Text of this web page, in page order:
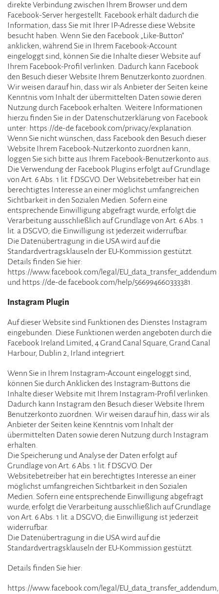
direkte Verbindung zwischen Ihrem Browser und dem
Facebook-Server hergestellt. Facebook erhält dadurch die
Information, dass Sie mit Ihrer IP-Adresse diese Website
besucht haben. Wenn Sie den Facebook „Like-Button“
anklicken, während Sie in Ihrem Facebook-Account
eingeloggt sind, können Sie die Inhalte dieser Website auf
Ihrem Facebook-Profil verlinken. Dadurch kann Facebook
den Besuch dieser Website Ihrem Benutzerkonto zuordnen.
Wir weisen darauf hin, dass wir als Anbieter der Seiten keine
Kenntnis vom Inhalt der übermittelten Daten sowie deren
Nutzung durch Facebook erhalten. Weitere Informationen
hierzu finden Sie in der Datenschutzerklärung von Facebook
unter: https://de-de.facebook.com/privacy/explanation.
Wenn Sie nicht wünschen, dass Facebook den Besuch dieser
Website Ihrem Facebook-Nutzerkonto zuordnen kann,
loggen Sie sich bitte aus Ihrem Facebook-Benutzerkonto aus.
Die Verwendung der Facebook Plugins erfolgt auf Grundlage
von Art. 6 Abs. 1 lit. f DSGVO. Der Websitebetreiber hat ein
berechtigtes Interesse an einer möglichst umfangreichen
Sichtbarkeit in den Sozialen Medien. Sofern eine
entsprechende Einwilligung abgefragt wurde, erfolgt die
Verarbeitung ausschließlich auf Grundlage von Art. 6 Abs. 1
lit. a DSGVO; die Einwilligung ist jederzeit widerrufbar.
Die Datenübertragung in die USA wird auf die
Standardvertragsklauseln der EU-Kommission gestützt.
Details finden Sie hier:
https://www.facebook.com/legal/EU_data_transfer_addendum
und https://de-de.facebook.com/help/566994660333381.
Instagram Plugin
Auf dieser Website sind Funktionen des Dienstes Instagram
eingebunden. Diese Funktionen werden angeboten durch die
Facebook Ireland Limited, 4 Grand Canal Square, Grand Canal
Harbour, Dublin 2, Irland integriert.
Wenn Sie in Ihrem Instagram-Account eingeloggt sind,
können Sie durch Anklicken des Instagram-Buttons die
Inhalte dieser Website mit Ihrem Instagram-Profil verlinken.
Dadurch kann Instagram den Besuch dieser Website Ihrem
Benutzerkonto zuordnen. Wir weisen darauf hin, dass wir als
Anbieter der Seiten keine Kenntnis vom Inhalt der
übermittelten Daten sowie deren Nutzung durch Instagram
erhalten.
Die Speicherung und Analyse der Daten erfolgt auf
Grundlage von Art. 6 Abs. 1 lit. f DSGVO. Der
Websitebetreiber hat ein berechtigtes Interesse an einer
möglichst umfangreichen Sichtbarkeit in den Sozialen
Medien. Sofern eine entsprechende Einwilligung abgefragt
wurde, erfolgt die Verarbeitung ausschließlich auf Grundlage
von Art. 6 Abs. 1 lit. a DSGVO; die Einwilligung ist jederzeit
widerrufbar.
Die Datenübertragung in die USA wird auf die
Standardvertragsklauseln der EU-Kommission gestützt.
Details finden Sie hier:
https://www.facebook.com/legal/EU_data_transfer_addendum,